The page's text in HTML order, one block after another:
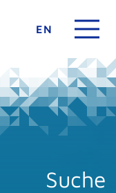
EN
Suche